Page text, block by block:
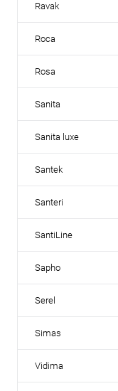
Ravak
Roca
Rosa
Sanita
Sanita luxe
Santek
Santeri
SantiLine
Sapho
Serel
Simas
Vidima